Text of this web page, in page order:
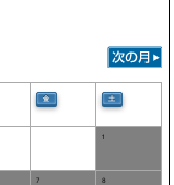
金 土
1
7 8